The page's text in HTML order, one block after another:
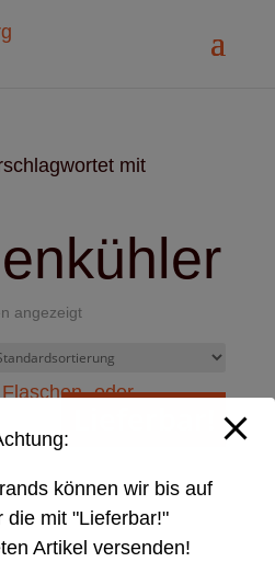
mit
angezeigt
oder
können wir bis auf
die mit "Lieferbar!"
Artikel versenden!